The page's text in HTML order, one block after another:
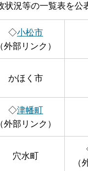
況等の一覧表を公
◇小松市
（外部リンク）
かほく市
◇津幡町
（外部リンク）
穴水町
（